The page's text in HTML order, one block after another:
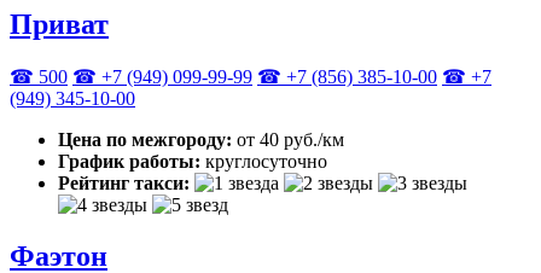
Приват
☎ 500 ☎ +7 (949) 099-99-99 ☎ +7 (856) 385-10-00 ☎ +7
(949) 345-10-00
Цена по межгороду: от 40 руб./км
График работы: круглосуточно
Рейтинг такси:
Фаэтон